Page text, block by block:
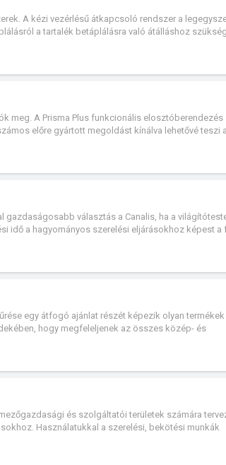
A kézi vezérlésű átkapcsoló rendszer a
a tartalék betáplálásra való átálláshoz
meg. A Prisma Plus funkcionális elosztóberendezés
előre gyártott megoldást kínálva lehetővé teszi
választás a Canalis, ha a
idő a hagyományos szerelési eljárásokhoz képest a
lehetővé teszi az energiaelérését a rendszer
egy átfogó ajánlat részét képezik olyan termékek
hogy megfeleljenek az összes közép- és
A villamos telepítés ennek megfelelően
és szolgáltatói területek számára
Használatukkal a szerelési, bekötési munkák